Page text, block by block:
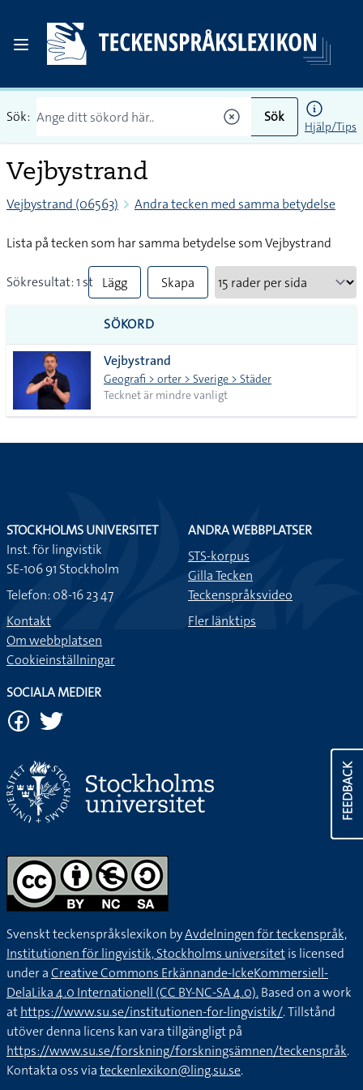
Sök: Sök
Hjälp/Tips
Vejbystrand
Vejbystrand (06563) Andra tecken med samma betydelse
Lista på tecken som har samma betydelse som Vejbystrand
Sökresultat: 1 st Lägg
till
alla i
lista
Skapa
SÖKORD
Vejbystrand
Geografi > orter > Sverige > Städer
Tecknet är mindre vanligt
FEEDBACK
STOCKHOLMS UNIVERSITET
Inst. för lingvistik
SE-106 91 Stockholm
Telefon: 08-16 23 47
Kontakt
Om webbplatsen
Cookieinställningar
ANDRA WEBBPLATSER
STS-korpus
Gilla Tecken
Teckenspråksvideo
Fler länktips
SOCIALA MEDIER
Svenskt teckenspråkslexikon byAvdelningen för teckenspråk,
Institutionen för lingvistik, Stockholms universitetis licensed
under aCreative Commons Erkännande-IckeKommersiell-
DelaLika 4.0 Internationell (CC BY-NC-SA 4.0).Based on a work
athttps://www.su.se/institutionen-for-lingvistik/. Tillstånd
utöver denna licens kan vara tillgängligt på
https://www.su.se/forskning/forskningsämnen/teckenspråk.
Kontakta oss viateckenlexikon@ling.su.se.